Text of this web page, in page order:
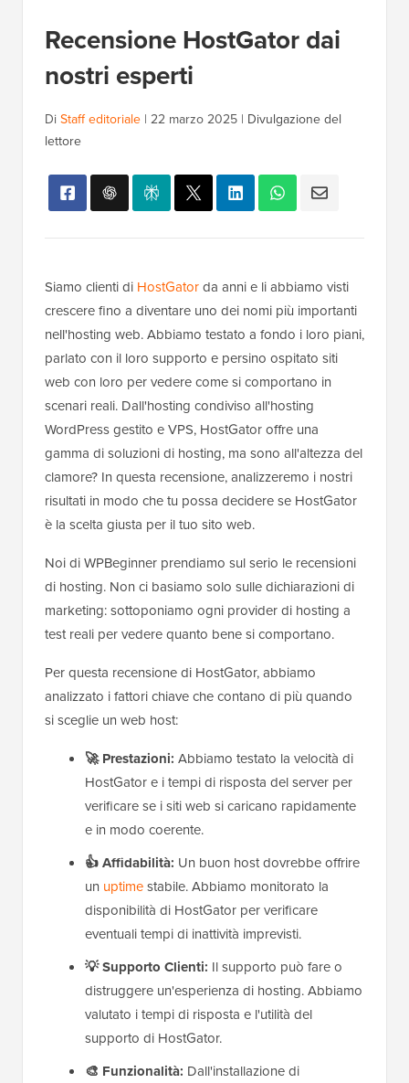
Recensione HostGator dai
nostri esperti
Di Staff editoriale | 22 marzo 2025 | Divulgazione del
lettore
Siamo clienti di HostGatorda anni e li abbiamo visti
crescere fino a diventare uno dei nomi più importanti
nell'hosting web. Abbiamo testato a fondo i loro piani,
parlato con il loro supporto e persino ospitato siti
web con loro per vedere come si comportano in
scenari reali. Dall'hosting condiviso all'hosting
WordPress gestito e VPS, HostGator offre una
gamma di soluzioni di hosting, ma sono all'altezza del
clamore? In questa recensione, analizzeremo i nostri
risultati in modo che tu possa decidere se HostGator
è la scelta giusta per il tuo sito web.
Noi di WPBeginner prendiamo sul serio le recensioni
di hosting. Non ci basiamo solo sulle dichiarazioni di
marketing: sottoponiamo ogni provider di hosting a
test reali per vedere quanto bene si comportano.
Per questa recensione di HostGator, abbiamo
analizzato i fattori chiave che contano di più quando
si sceglie un web host:
🚀 Prestazioni: Abbiamo testato la velocità di
HostGator e i tempi di risposta del server per
verificare se i siti web si caricano rapidamente
e in modo coerente.
👍 Affidabilità: Un buon host dovrebbe offrire
un uptimestabile. Abbiamo monitorato la
disponibilità di HostGator per verificare
eventuali tempi di inattività imprevisti.
💡 Supporto Clienti: Il supporto può fare o
distruggere un'esperienza di hosting. Abbiamo
valutato i tempi di risposta e l'utilità del
supporto di HostGator.
🎨 Funzionalità: Dall'installazione di